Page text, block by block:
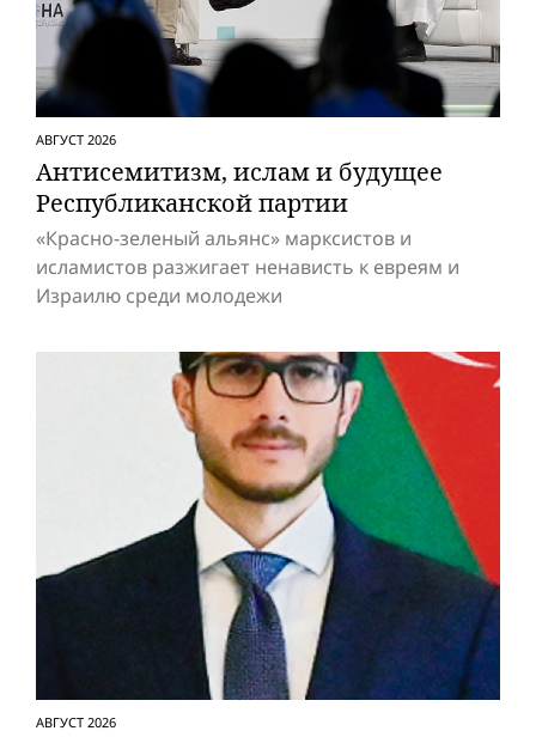
АВГУСТ 2026
Антисемитизм, ислам и будущее
Респуб­ликанской партии
«Красно-зеленый альянс» марксистов и
исламистов разжигает ненависть к евреям и
Израилю среди молодежи
АВГУСТ 2026